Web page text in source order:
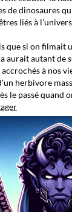
de dinosaures
liés à
que si on filmait
aurait autant de
à nos
herbivore
le passé quand